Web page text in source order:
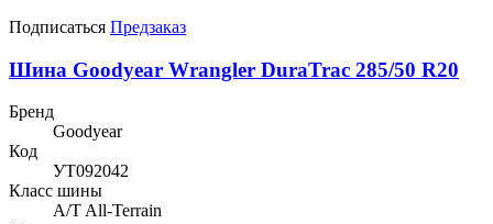
Подписаться Предзаказ
Шина Goodyear Wrangler DuraTrac 285/50 R20
Бренд
Goodyear
Код
УТ092042
Класс шины
A/T All-Terrain